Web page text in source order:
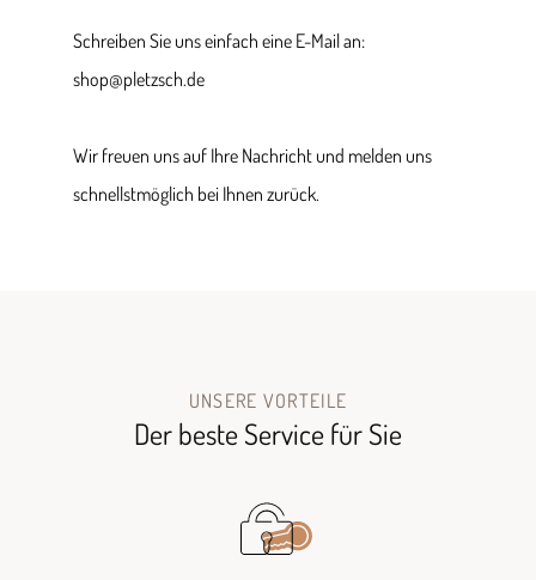
Schreiben Sie uns einfach eine E-Mail an:
shop@pletzsch.de
Wir freuen uns auf Ihre Nachricht und melden uns
schnellstmöglich bei Ihnen zurück.
UNSERE VORTEILE
Der beste Service für Sie